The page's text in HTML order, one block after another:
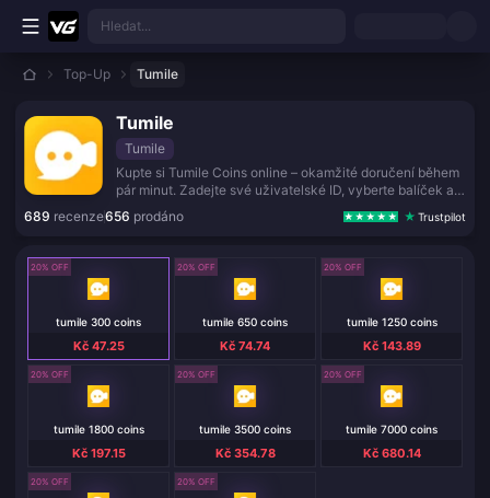
Přejít k hlavnímu obsahu
Hledat...
Top-Up Tumile
Tumile
Tumile
Kupte si Tumile Coins online – okamžité doručení během
pár minut. Zadejte své uživatelské ID, vyberte balíček a
plaťte bezpečně globálními platebními metodami.
689 recenze656 prodáno Trustpilot
20% OFF
tumile 300 coins
Kč 47.25
20% OFF
tumile 650 coins
Kč 74.74
20% OFF
tumile 1250 coins
Kč 143.89
20% OFF
tumile 1800 coins
Kč 197.15
20% OFF
tumile 3500 coins
Kč 354.78
20% OFF
tumile 7000 coins
Kč 680.14
20% OFF 20% OFF